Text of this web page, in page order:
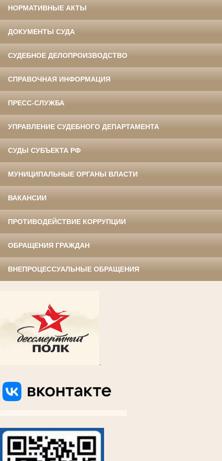
НОРМАТИВНЫЕ АКТЫ
ДОКУМЕНТЫ СУДА
СУДЕБНОЕ ДЕЛОПРОИЗВОДСТВО
СПРАВОЧНАЯ ИНФОРМАЦИЯ
ПРЕСС-СЛУЖБА
УПРАВЛЕНИЕ СУДЕБНОГО ДЕПАРТАМЕНТА
СУДЫ СУБЪЕКТА РФ
МУНИЦИПАЛЬНЫЕ ОРГАНЫ ВЛАСТИ
ВАКАНСИИ
ПРОТИВОДЕЙСТВИЕ КОРРУПЦИИ
ОБРАЩЕНИЯ ГРАЖДАН
ВНЕПРОЦЕССУАЛЬНЫЕ ОБРАЩЕНИЯ
.